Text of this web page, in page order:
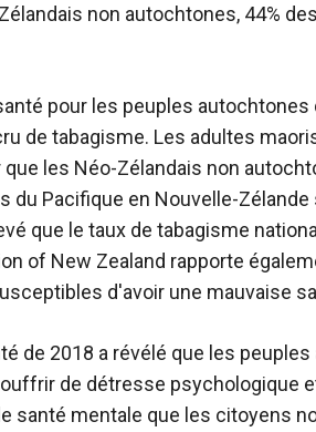
non autochtones, 44%
pour les peuples autochtones
de tabagisme. Les adultes
les Néo-Zélandais non
du Pacifique en Nouvelle-
que le taux de tabagisme
of New Zealand rapporte
d'avoir une mauvaise
de 2018 a révélé que les
de détresse psychologique
santé mentale que les citoyens